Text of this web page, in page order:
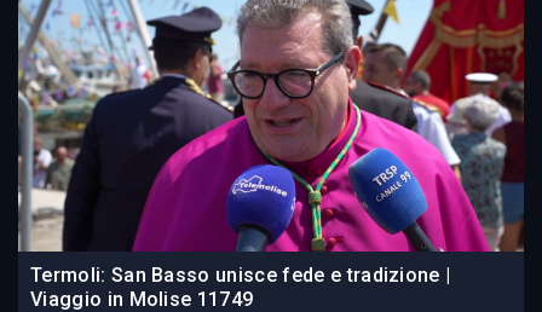
Termoli: San Basso unisce fede e tradizione |
Viaggio in Molise 11749